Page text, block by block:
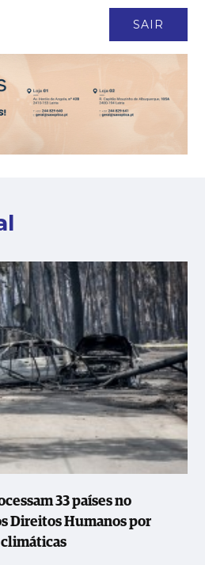
SAIR
33 países no
Direitos Humanos por
climáticas